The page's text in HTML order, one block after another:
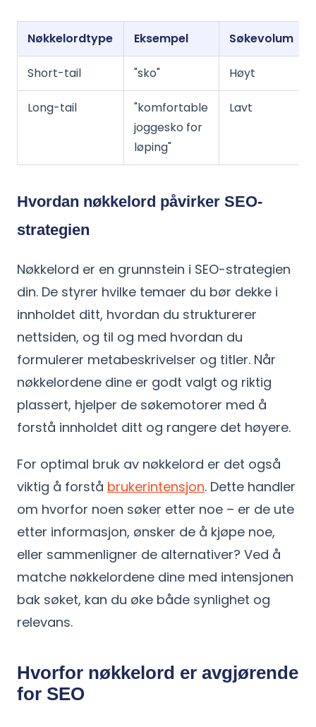
Nøkkelordtype Eksempel Søkevolum
Short-tail "sko" Høyt
Long-tail
"komfortable
joggesko for
løping"
Lavt
Hvordan nøkkelord påvirker SEO-
strategien
Nøkkelord er en grunnstein i SEO-strategien
din. De styrer hvilke temaer du bør dekke i
innholdet ditt, hvordan du strukturerer
nettsiden, og til og med hvordan du
formulerer metabeskrivelser og titler. Når
nøkkelordene dine er godt valgt og riktig
plassert, hjelper de søkemotorer med å
forstå innholdet ditt og rangere det høyere.
For optimal bruk av nøkkelord er det også
viktig å forstå brukerintensjon. Dette handler
om hvorfor noen søker etter noe – er de ute
etter informasjon, ønsker de å kjøpe noe,
eller sammenligner de alternativer? Ved å
matche nøkkelordene dine med intensjonen
bak søket, kan du øke både synlighet og
relevans.
Hvorfor nøkkelord er avgjørende
for SEO